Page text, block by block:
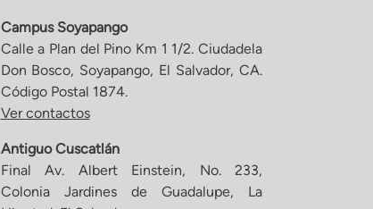
Campus Soyapango
Calle a Plan del Pino Km 1 1/2. Ciudadela
Don Bosco, Soyapango, El Salvador, CA.
Código Postal 1874.
Ver contactos
Antiguo Cuscatlán
Final Av. Albert Einstein, No. 233,
Colonia Jardines de Guadalupe, La